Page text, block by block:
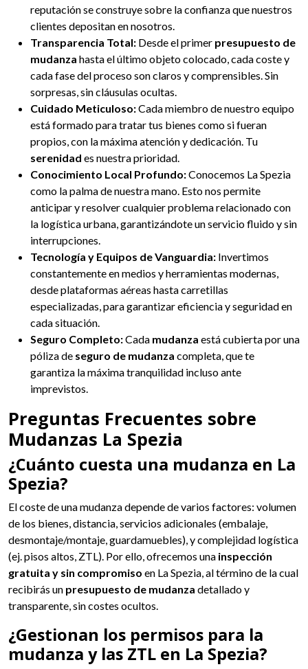
reputación se construye sobre la confianza que nuestros
clientes depositan en nosotros.
Transparencia Total: Desde el primer presupuesto de
mudanza hasta el último objeto colocado, cada coste y
cada fase del proceso son claros y comprensibles. Sin
sorpresas, sin cláusulas ocultas.
Cuidado Meticuloso:Cada miembro de nuestro equipo
está formado para tratar tus bienes como si fueran
propios, con la máxima atención y dedicación. Tu
serenidad es nuestra prioridad.
Conocimiento Local Profundo:Conocemos La Spezia
como la palma de nuestra mano. Esto nos permite
anticipar y resolver cualquier problema relacionado con
la logística urbana, garantizándote un servicio fluido y sin
interrupciones.
Tecnología y Equipos de Vanguardia: Invertimos
constantemente en medios y herramientas modernas,
desde plataformas aéreas hasta carretillas
especializadas, para garantizar eficiencia y seguridad en
cada situación.
Seguro Completo:Cada mudanza está cubierta por una
póliza de seguro de mudanza completa, que te
garantiza la máxima tranquilidad incluso ante
imprevistos.
Preguntas Frecuentes sobre
Mudanzas La Spezia
¿Cuánto cuesta una mudanza en La
Spezia?
El coste de una mudanza depende de varios factores: volumen
de los bienes, distancia, servicios adicionales (embalaje,
desmontaje/montaje, guardamuebles), y complejidad logística
(ej. pisos altos, ZTL). Por ello, ofrecemos una inspección
gratuita y sin compromiso en La Spezia, al término de la cual
recibirás un presupuesto de mudanza detallado y
transparente, sin costes ocultos.
¿Gestionan los permisos para la
mudanza y las ZTL en La Spezia?